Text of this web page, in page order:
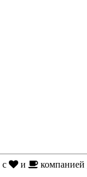
с и компанией